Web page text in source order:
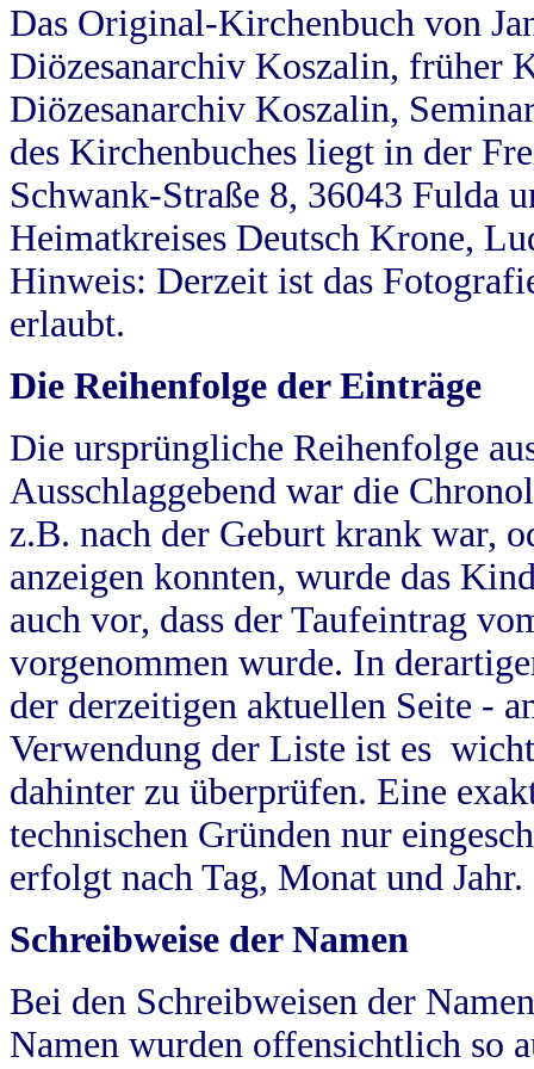
Das Original-Kirchenbuch von
Diözesanarchiv Koszalin, früher
Diözesanarchiv Koszalin,
des Kirchenbuches liegt in der
Schwank-Straße 8, 36043 Fulda
Heimatkreises Deutsch Krone,
Hinweis: Derzeit ist das
erlaubt.
Die Reihenfolge der Einträge
Die ursprüngliche Reihenfolge
Ausschlaggebend war die
z.B. nach der Geburt krank war,
anzeigen konnten, wurde das
auch vor, dass der Taufeintrag
vorgenommen wurde. In
der derzeitigen aktuellen Seite -
Verwendung der Liste ist es
dahinter zu überprüfen. Eine
technischen Gründen nur
erfolgt nach Tag, Monat und Jahr.
Schreibweise der Namen
Bei den Schreibweisen der
Namen wurden offensichtlich so